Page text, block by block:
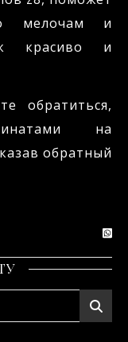
мелочам и
красиво и
обратиться,
на
обратный